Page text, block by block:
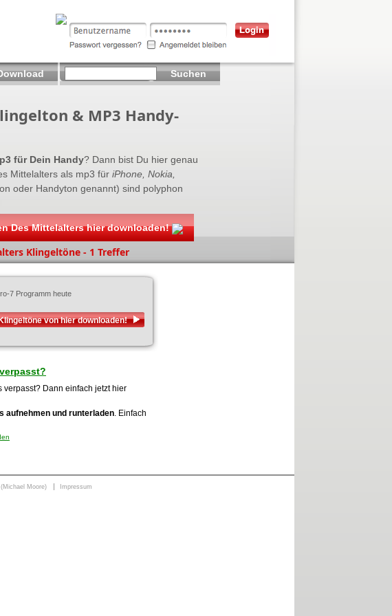
& MP3 Handy-
für Dein Handy? Dann bist Du hier genau
Mittelalters als mp3 für iPhone, Nokia,
oder Handyton genannt) sind polyphon
Des Mittelalters hier downloaden!
Klingeltöne - 1 Treffer
7 Programm heute
von hier downloaden!
verpasst? Dann einfach jetzt hier
aufnehmen und runterladen. Einfach
Suchen
Moore) Impressum